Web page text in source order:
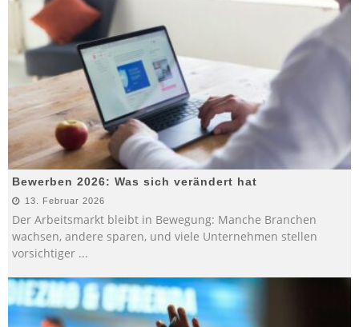
Bewerben 2026: Was sich verändert hat
13. Februar 2026
Der Arbeitsmarkt bleibt in Bewegung: Manche Branchen
wachsen, andere sparen, und viele Unternehmen stellen
vorsichtiger ...